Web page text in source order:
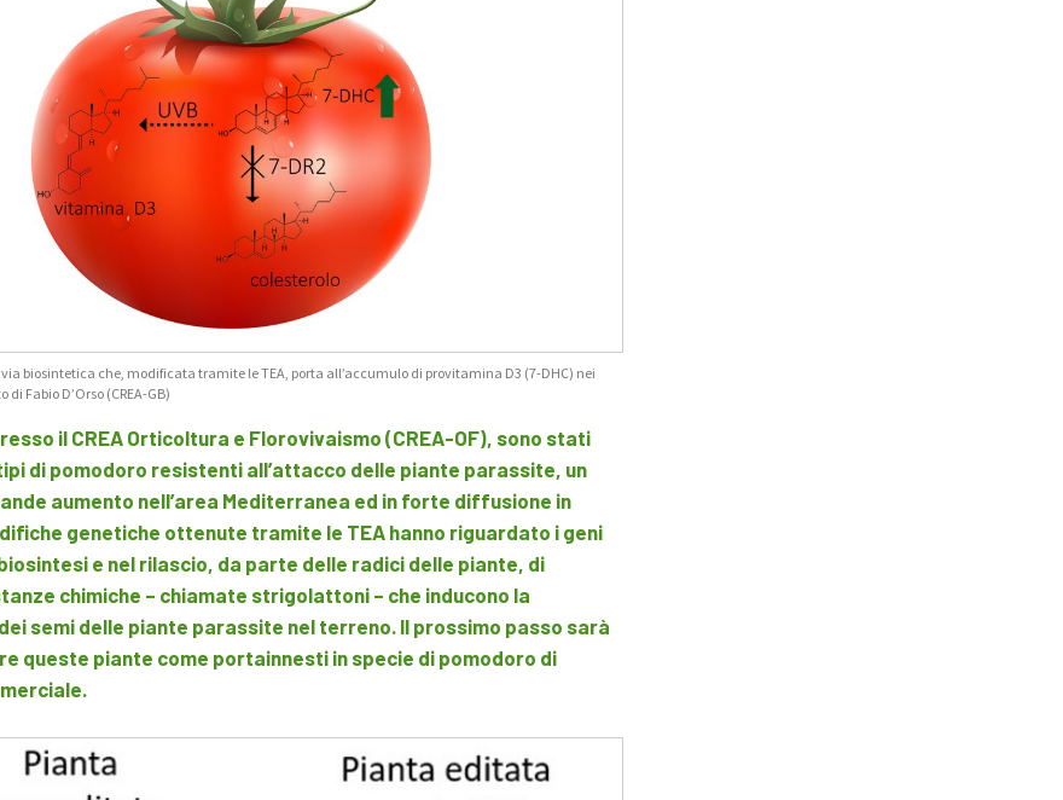
biosintetica che, modificata tramite le TEA, porta all’accumulo di provitamina D3 (7-DHC) nei
Fabio D’Orso (CREA-GB)
il CREA Orticoltura e Florovivaismo (CREA-OF), sono stati
di pomodoro resistenti all’attacco delle piante parassite, un
aumento nell’area Mediterranea ed in forte diffusione in
genetiche ottenute tramite le TEA hanno riguardato i geni
e nel rilascio, da parte delle radici delle piante, di
chimiche – chiamate strigolattoni – che inducono la
semi delle piante parassite nel terreno. Il prossimo passo sarà
queste piante come portainnesti in specie di pomodoro di